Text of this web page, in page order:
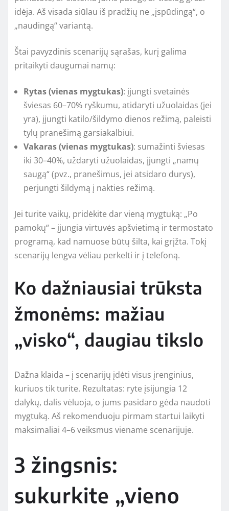
idėja. Aš visada siūlau iš pradžių ne „įspūdingą“, o
„naudingą“ variantą.
Štai pavyzdinis scenarijų sąrašas, kurį galima
pritaikyti daugumai namų:
Rytas (vienas mygtukas): įjungti svetainės
šviesas 60–70% ryškumu, atidaryti užuolaidas (jei
yra), įjungti katilo/šildymo dienos režimą, paleisti
tylų pranešimą garsiakalbiui.
Vakaras (vienas mygtukas): sumažinti šviesas
iki 30–40%, uždaryti užuolaidas, įjungti „namų
saugą“ (pvz., pranešimus, jei atsidaro durys),
perjungti šildymą į nakties režimą.
Jei turite vaikų, pridėkite dar vieną mygtuką: „Po
pamokų“ – įjungia virtuvės apšvietimą ir termostato
programą, kad namuose būtų šilta, kai grįžta. Tokį
scenarijų lengva vėliau perkelti ir į telefoną.
Ko dažniausiai trūksta
žmonėms: mažiau
„visko“, daugiau tikslo
Dažna klaida – į scenarijų įdėti visus įrenginius,
kuriuos tik turite. Rezultatas: ryte įsijungia 12
dalykų, dalis vėluoja, o jums pasidaro gėda naudoti
mygtuką. Aš rekomenduoju pirmam startui laikyti
maksimaliai 4–6 veiksmus viename scenarijuje.
3 žingsnis:
sukurkite „vieno